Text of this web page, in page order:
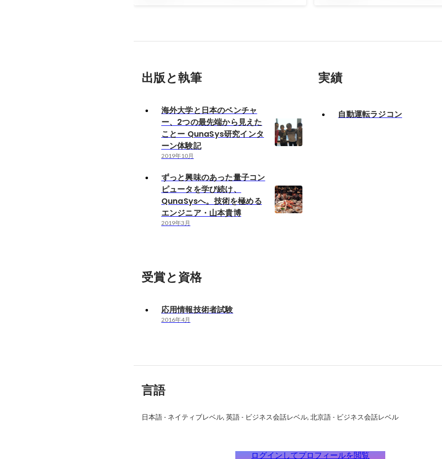
出版と執筆
海外大学と日本のベンチャ
ー、2つの最先端から見えた
ことー QunaSys研究インタ
ーン体験記
2019年10月
ずっと興味のあった量子コン
ピュータを学び続け、
QunaSysへ。技術を極める
エンジニア・山本貴博
2019年3月
実績
自動運転ラジコン
受賞と資格
応用情報技術者試験
2016年4月
言語
日本語- ネイティブレベル 英語- ビジネス会話レベル 北京語- ビジネス会話レベル
ログインしてプロフィールを閲覧